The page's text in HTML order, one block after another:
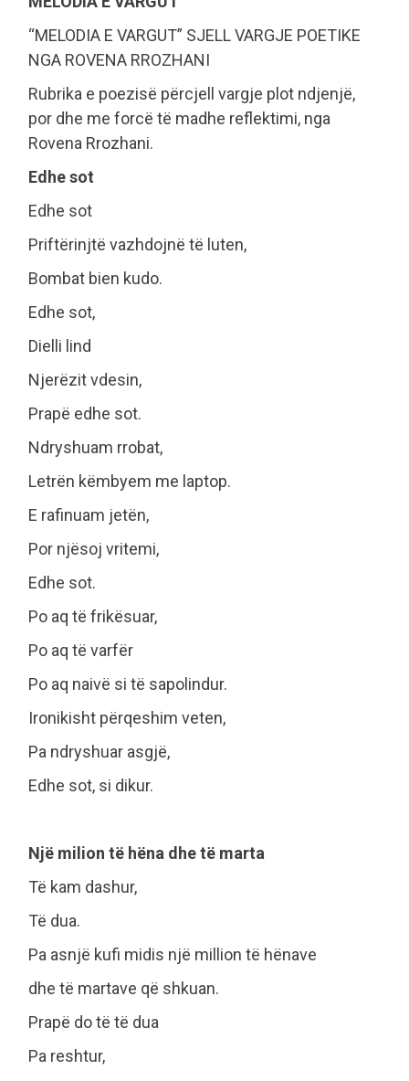
“MELODIA E VARGUT” SJELL VARGJE POETIKE
NGA ROVENA RROZHANI
Rubrika e poezisë përcjell vargje plot ndjenjë,
por dhe me forcë të madhe reflektimi, nga
Rovena Rrozhani.
Edhe sot
Edhe sot
Priftërinjtë vazhdojnë të luten,
Bombat bien kudo.
Edhe sot,
Dielli lind
Njerëzit vdesin,
Prapë edhe sot.
Ndryshuam rrobat,
Letrën këmbyem me laptop.
E rafinuam jetën,
Por njësoj vritemi,
Edhe sot.
Po aq të frikësuar,
Po aq të varfër
Po aq naivë si të sapolindur.
Ironikisht përqeshim veten,
Pa ndryshuar asgjë,
Edhe sot, si dikur.
Një milion të hëna dhe të marta
Të kam dashur,
Të dua.
Pa asnjë kufi midis një million të hënave
dhe të martave që shkuan.
Prapë do të të dua
Pa reshtur,